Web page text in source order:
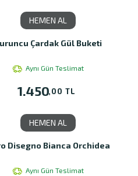
HEMEN AL
Çardak Gül Buketi
Aynı Gün Teslimat
1.450,00 TL
HEMEN AL
Disegno Bianca Orchidea
Aynı Gün Teslimat